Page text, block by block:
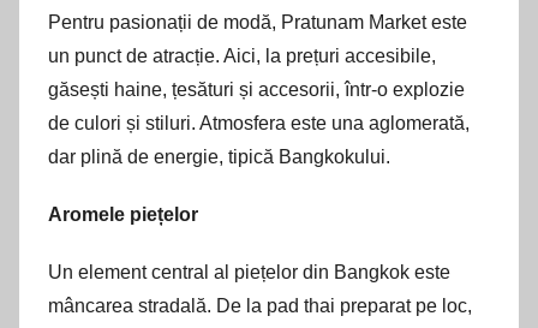
Pentru pasionații de modă, Pratunam Market este
un punct de atracție. Aici, la prețuri accesibile,
găsești haine, țesături și accesorii, într-o explozie
de culori și stiluri. Atmosfera este una aglomerată,
dar plină de energie, tipică Bangkokului.
Aromele piețelor
Un element central al piețelor din Bangkok este
mâncarea stradală. De la pad thai preparat pe loc,